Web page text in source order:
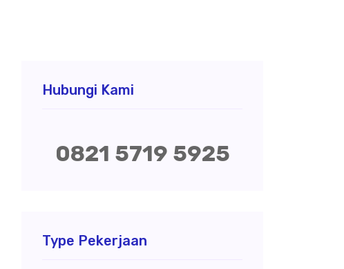
Hubungi Kami
0821 5719 5925
Type Pekerjaan